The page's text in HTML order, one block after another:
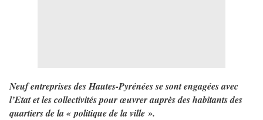
Neuf entreprises des Hautes-Pyrénées se sont engagées avec
l’Etat et les collectivités pour œuvrer auprès des habitants des
quartiers de la « politique de la ville ».